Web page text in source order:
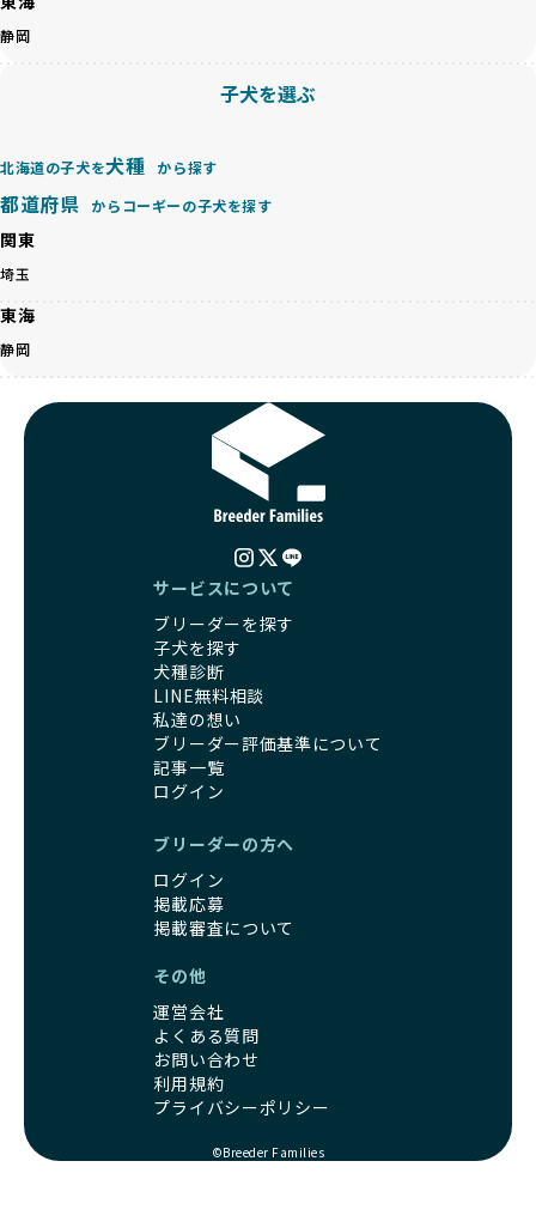
良ブリーダーのみが登録されています。
のみを厳選しています。これにより、ユーザーの皆さんに安
「BreederFamilesのワンちゃんに優しい18の評価基準」は
こちら
BreederFamiliesでは、すべてのブリーダーを書類審査、直
接のヒアリング、現地確認を通じて厳しく評価しています。
このプロセスにより、育成環境や健康管理だけでなく、ブリ
ーダー自身の理念や姿勢までも丁寧に確認しています。
さらに、こうした評価結果は透明性を持って公開されている
ため、どのブリーダーを選んでも安心して子犬をお迎えいた
だけます。
徹底した透明性こそが、BreederFamiliesの大きな特徴で
す。
BreederFamiliesは、ペット業界が抱える命の大量生産・大
量販売、負担の大きい流通構造、劣悪な飼育環境といった課
を促進することで、無駄な命の消費を減らし、命を大切にす
る社会の実現を目指しています。
人へ寄付しています。多くのペット販売業者が、動物福祉へ
の取り組みが不十分であることを理由に寄付を断られる中、
BreederFamiliesはその姿勢が評価され、寄付が実現してい
ます。この活動により、保護が必要なワンちゃんの救済や保
護活動の支援にも貢献しています。
BreederFamiliesのこうした取り組みは、目の前の子犬だけ
でなく、すべてのワンちゃんに優しい未来を創るための大き
な一歩です。ユーザーの皆さんがBreederFamiliesを通じて
子犬をお迎えすることで、こうした社会貢献活動を間接的に
支えることができます。
BreederFamiliesに登録されているブリーダーは、子犬が心
身ともに健康に育つための環境づくりに全力を注いでいま
遺伝的なリスクを最小限に抑えた繁殖計画、栄養バランスが
考えられた食事、子犬がのびのびと動ける適度な運動環境、
さらに獣医師と連携した健康管理まで徹底しています。
その結果、BreederFamiliesを通じてお迎えする子犬は、元
気で健康なスタートを切れることが大きな魅力です。
子犬の社会性は、家庭でのしつけをスムーズにする重要なポ
イントです。BreederFamiliesのブリーダーは、母犬や兄弟
犬、人との触れ合いの時間をしっかり確保し、子犬が自然に
が多く見受けられます。場合によっては、チワワ×ハスキー
「ミックス犬を繁殖しない」の詳細はこちら
ゃんが長時間の輸送を強いられたり、狭いケージに閉じ込め
られるなど、心身に大きな負担がかかります。このような環
ちゃんの社会性や基本的なしつけにも悪影響を与える可能性
があります。
ペットショップやオークションを介さずに直接飼い主に渡す
ことを大切にしています。また、彼らはお迎え先を自身で確
認し、ワンちゃんが安心して暮らせる環境を整えるために直
接の引き渡しを基本とします。
一方で、営利優先ブリーダーは、広範囲に販売するためにペ
ットショップやオークションを活用し、子犬の心身への影響
「ペットショップ等を使わない」の詳細はこちら
近年、「小さくて可愛い」「珍しい毛色」という見た目の特
徴が人気を集め、高値で取引されることが多くなっていま
す。しかし、こうした特徴には健康リスクが伴う場合が少な
くありません。極小サイズは骨や心臓に負担がかかりやす
く、レアカラーには遺伝疾患のリスクが高まることがありま
営利優先ブリーダーは、このような流行や需要に応じて無理
な繁殖を行いがちです。小柄な母犬を繁殖に多用して体に負
担をかけたり、子犬を小さく見せるために食事を減らすな
ど、健康を犠牲にした管理がされることもあります。このよ
うな方法では、ワンちゃんの免疫力や体力が低下し、飼い主
優良ブリーダーは、こうした流行に流されず、ワンちゃんの
健康を最優先に考えています。特に小さいワンちゃんやレア
カラーの子犬を販売する場合は、健康リスクを十分に理解
事管理もしっかり行い、成長に必要な栄養を確保するなど、
ワンちゃんの健康を第一にした繁殖を心がけています。
「見た目以上に健康重視」の詳細はこちら
引退犬とは、繁殖期を終えたワンちゃんたちのことを指しま
優良ブリーダーは、引退犬も家族の一員として、彼らの幸せ
を願っています。よって、引退後も自宅で飼育を続けるか、
静岡
子犬を選ぶ
北海道の子犬を犬種 から探す
都道府県 からコーギーの子犬を探す
関東
埼玉
東海
静岡
サービスについて
ブリーダーを探す
子犬を探す
犬種診断
LINE無料相談
私達の想い
ブリーダー評価基準について
記事一覧
ログイン
ブリーダーの方へ
ログイン
掲載応募
掲載審査について
その他
運営会社
よくある質問
お問い合わせ
利用規約
プライバシーポリシー
©Breeder Families